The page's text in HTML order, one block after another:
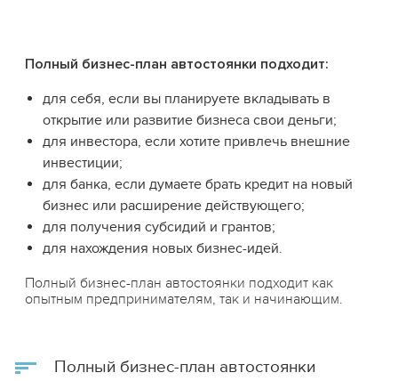
Полный бизнес-план автостоянки подходит:
для себя, если вы планируете вкладывать в
открытие или развитие бизнеса свои деньги;
для инвестора, если хотите привлечь внешние
инвестиции;
для банка, если думаете брать кредит на новый
бизнес или расширение действующего;
для получения субсидий и грантов;
для нахождения новых бизнес-идей.
Полный бизнес-план автостоянки подходит как
опытным предпринимателям, так и начинающим.
Полный бизнес-план автостоянки